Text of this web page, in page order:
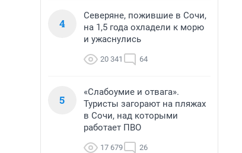
4
Северяне, пожившие в Сочи,
на 1,5 года охладели к морю
и ужаснулись
20 341 64
5
«Слабоумие и отвага».
Туристы загорают на пляжах
в Сочи, над которыми
работает ПВО
17 679 26